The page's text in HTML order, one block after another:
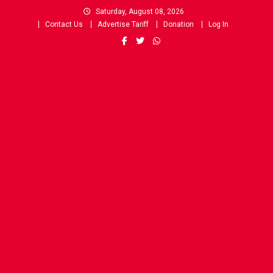
Saturday, August 08, 2026
Contact Us
Advertise Tariff Donation Log In